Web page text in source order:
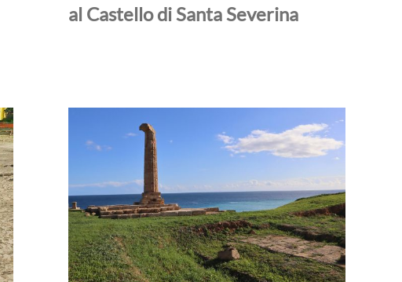
al Castello di Santa Severina